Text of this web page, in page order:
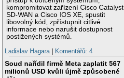
kompromitovat zařízení Cisco Catalyst
SD-WAN a Cisco IOS XE, spustit
libovolný kód, zpřístupnit citlivé
informace nebo narušit dostupnost
postižených systémů.
Ladislav Hagara
Komentářů: 4
Soud nařídil firmě Meta zaplatit 567
milionů USD kvůli újmě způsobené